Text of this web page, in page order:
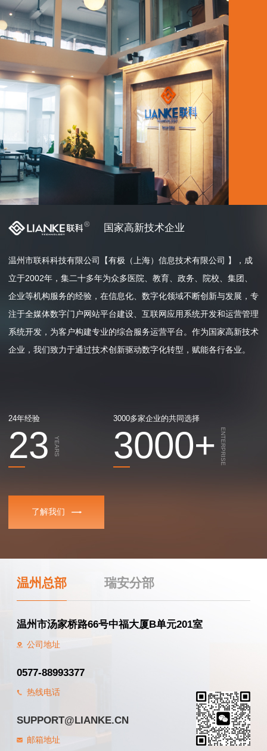
国家高新技术企业
温州市联科科技有限公司【有极（上海）信息技术有限公司 】，成
立于2002年，集二十多年为众多医院、教育、政务、院校、集团、
企业等机构服务的经验，在信息化、数字化领域不断创新与发展，专
注于全媒体数字门户网站平台建设、互联网应用系统开发和运营管理
系统开发，为客户构建专业的综合服务运营平台。作为国家高新技术
企业，我们致力于通过技术创新驱动数字化转型，赋能各行各业。
24年经验
23
3000多家企业的共同选择
3000+
了解我们
温州总部 瑞安分部
温州市汤家桥路66号中福大厦B单元201室
公司地址
0577-88993377
热线电话
SUPPORT@LIANKE.CN
邮箱地址